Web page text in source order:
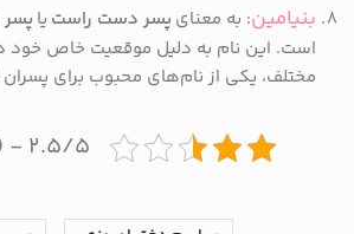
بنیامین: به معنای پسر دست راست یا
است. این نام به دلیل موقعیت خاص
مختلف، یکی از نام‌های محبوب برای
۲.۵/۵ - (۲ امتیاز)